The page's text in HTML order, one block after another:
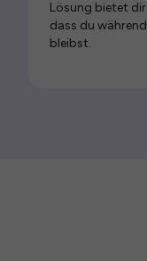
Lösung bietet
dass du
bleibst.